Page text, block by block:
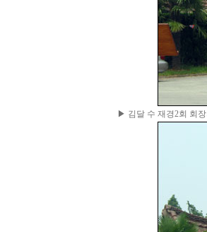
▶ 김달 수 재경2회 회